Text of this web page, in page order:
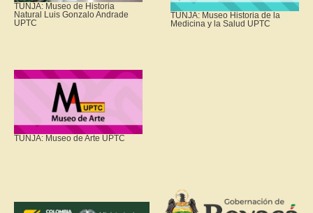
TUNJA: Museo de Historia
Natural Luis Gonzalo Andrade
UPTC
TUNJA: Museo Historia de la
Medicina y la Salud UPTC
TUNJA: Museo de Arte UPTC